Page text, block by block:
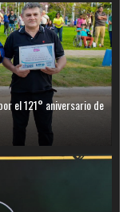
el 121° aniversario de